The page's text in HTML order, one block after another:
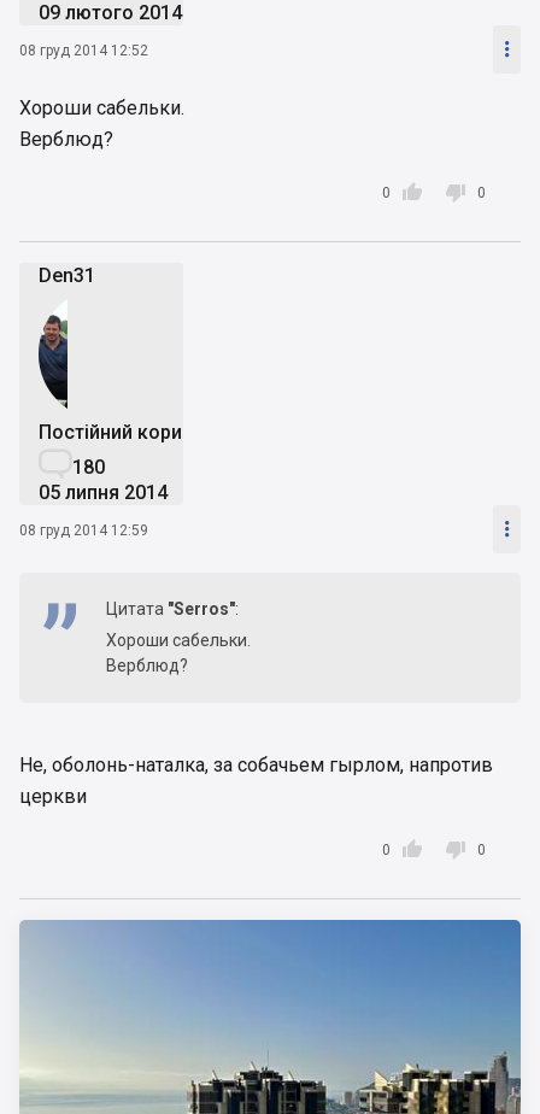
09 лютого 2014
08 груд 2014 12:52 
Хороши сабельки.
Верблюд?

0  0
Den31
Постійний користувач
180
05 липня 2014
08 груд 2014 12:59 
Цитата "Serros":
Хороши сабельки.
Верблюд?
Не, оболонь-наталка, за собачьем гырлом, напротив
церкви

0  0